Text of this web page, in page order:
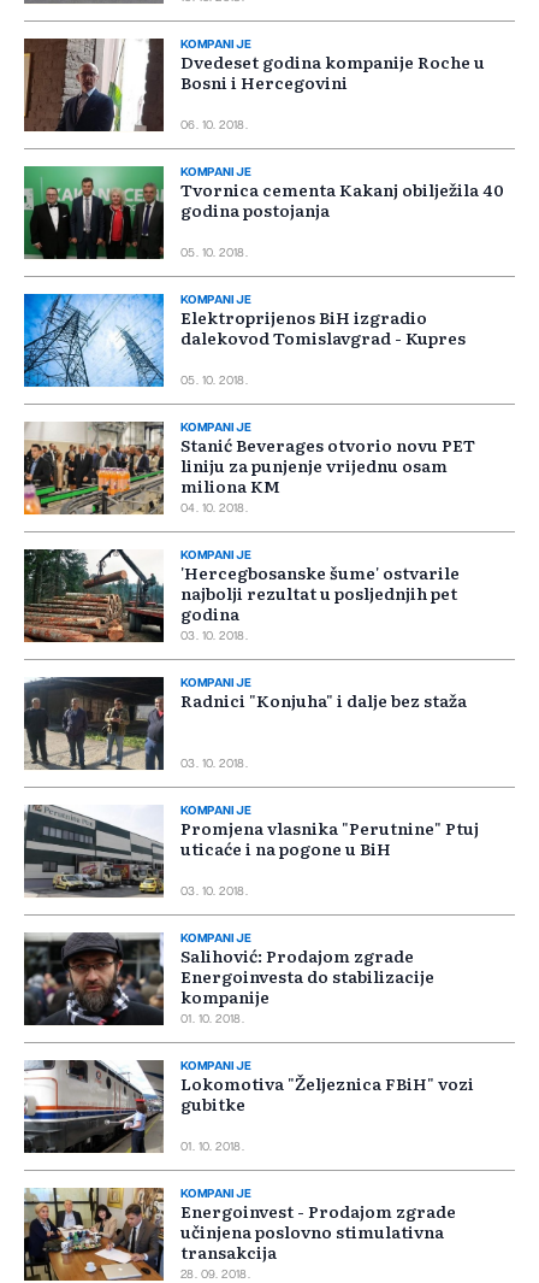
KOMPANIJE
Dvedeset godina kompanije Roche u
Bosni i Hercegovini
06. 10. 2018.
KOMPANIJE
Tvornica cementa Kakanj obilježila 40
godina postojanja
05. 10. 2018.
KOMPANIJE
Elektroprijenos BiH izgradio
dalekovod Tomislavgrad - Kupres
05. 10. 2018.
KOMPANIJE
Stanić Beverages otvorio novu PET
liniju za punjenje vrijednu osam
miliona KM
04. 10. 2018.
KOMPANIJE
'Hercegbosanske šume' ostvarile
najbolji rezultat u posljednjih pet
godina
03. 10. 2018.
KOMPANIJE
Radnici "Konjuha" i dalje bez staža
03. 10. 2018.
KOMPANIJE
Promjena vlasnika "Perutnine" Ptuj
uticaće i na pogone u BiH
03. 10. 2018.
KOMPANIJE
Salihović: Prodajom zgrade
Energoinvesta do stabilizacije
kompanije
01. 10. 2018.
KOMPANIJE
Lokomotiva "Željeznica FBiH" vozi
gubitke
01. 10. 2018.
KOMPANIJE
Energoinvest - Prodajom zgrade
učinjena poslovno stimulativna
transakcija
28. 09. 2018.